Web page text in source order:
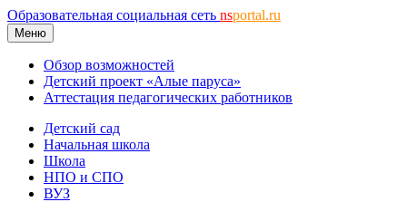
Образовательная социальная сеть nsportal.ru
Меню
Обзор возможностей
Детский проект «Алые паруса»
Аттестация педагогических работников
Детский сад
Начальная школа
Школа
НПО и СПО
ВУЗ